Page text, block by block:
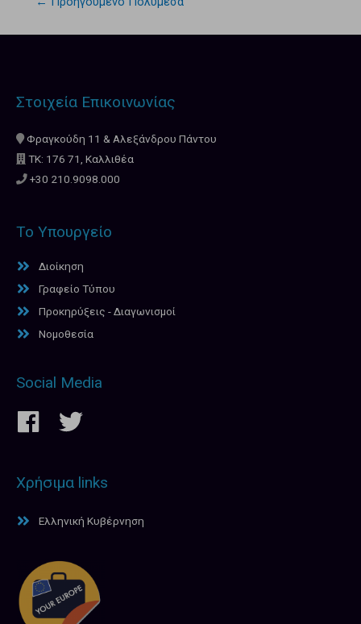
Στοιχεία Επικοινωνίας
Φραγκούδη 11 & Αλεξάνδρου Πάντου
ΤΚ: 176 71, Καλλιθέα
+30 210.9098.000
Το Υπουργείο
Διοίκηση
Γραφείο Τύπου
Προκηρύξεις - Διαγωνισμοί
Νομοθεσία
Social Media
Χρήσιμα links
Ελληνική Κυβέρνηση